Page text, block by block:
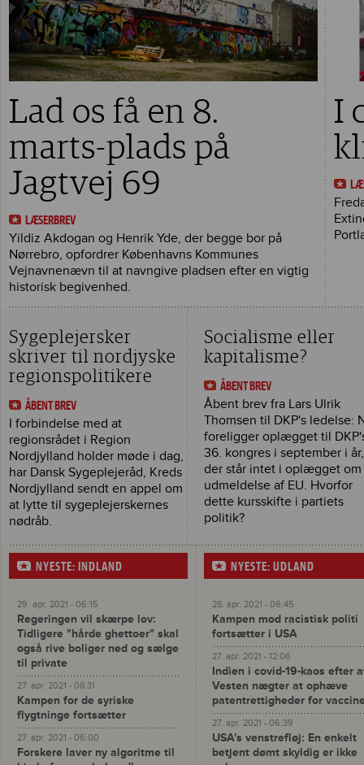
Lad os få en 8.
marts-plads på
Jagtvej 69
LÆSERBREV
Yildiz Akdogan og Henrik Yde, der begge bor på
Nørrebro, opfordrer Københavns Kommunes
Vejnavnenævn til at navngive pladsen efter en vigtig
historisk begivenhed.
I
Sygeplejersker
skriver til nordjyske
regionspolitikere
ÅBENT BREV
I forbindelse med at
regionsrådet i Region
Nordjylland holder møde i dag,
har Dansk Sygeplejeråd, Kreds
Nordjylland sendt en appel om
at lytte til sygeplejerskernes
nødråb.
Socialisme eller
kapitalisme?
ÅBENT BREV
Åbent brev fra Lars Ulrik
Thomsen til DKP's ledelse:
foreligger oplægget til
36. kongres i september i
der står intet i oplægget om
udmeldelse af EU. Hvorfor
dette kursskifte i partiets
politik?
NYESTE: INDLAND
29. apr. 2021 - 06:15
Regeringen vil skærpe lov:
Tidligere "hårde ghettoer" skal
også rive boliger ned og sælge
til private
27. apr. 2021 - 08:31
Kampen for de syriske
flygtninge fortsætter
27. apr. 2021 - 06:00
Forskere laver ny algoritme til
NYESTE: UDLAND
28. apr. 2021 - 06:45
Kampen mod racistisk politi
fortsætter i USA
27. apr. 2021 - 12:06
Indien i covid-19-kaos efter
Vesten nægter at ophæve
patentrettigheder for
27. apr. 2021 - 06:39
USA's venstrefløj: En enkelt
betjent dømt skyldig er ikke